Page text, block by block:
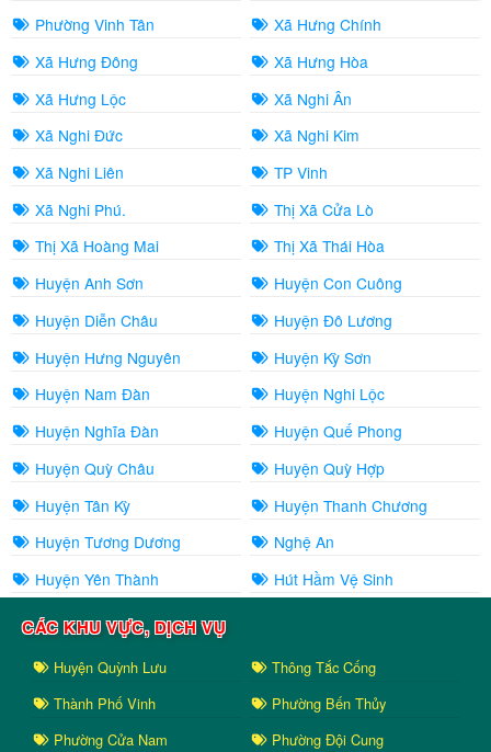
Phường Vinh Tân
Xã Hưng Chính
Xã Hưng Đông
Xã Hưng Hòa
Xã Hưng Lộc
Xã Nghi Ân
Xã Nghi Đức
Xã Nghi Kim
Xã Nghi Liên
TP Vinh
Xã Nghi Phú.
Thị Xã Cửa Lò
Thị Xã Hoàng Mai
Thị Xã Thái Hòa
Huyện Anh Sơn
Huyện Con Cuông
Huyện Diễn Châu
Huyện Đô Lương
Huyện Hưng Nguyên
Huyện Kỳ Sơn
Huyện Nam Đàn
Huyện Nghi Lộc
Huyện Nghĩa Đàn
Huyện Quế Phong
Huyện Quỳ Châu
Huyện Quỳ Hợp
Huyện Tân Kỳ
Huyện Thanh Chương
Huyện Tương Dương
Nghệ An
Huyện Yên Thành
Hút Hầm Vệ Sinh
CÁC KHU VỰC, DỊCH VỤ
Huyện Quỳnh Lưu
Thông Tắc Cống
Thành Phố Vinh
Phường Bến Thủy
Phường Cửa Nam
Phường Đội Cung